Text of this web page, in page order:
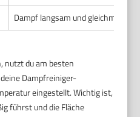
Dampf langsam und gleichmäßig
nutzt du am besten
Dampfreiniger-
eingestellt. Wichtig ist,
führst und die Fläche